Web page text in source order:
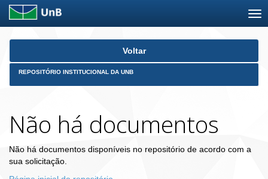
Skip
Voltar
REPOSITÓRIO INSTITUCIONAL DA UNB
Não há documentos
Não há documentos disponíveis no repositório de acordo com a
sua solicitação.